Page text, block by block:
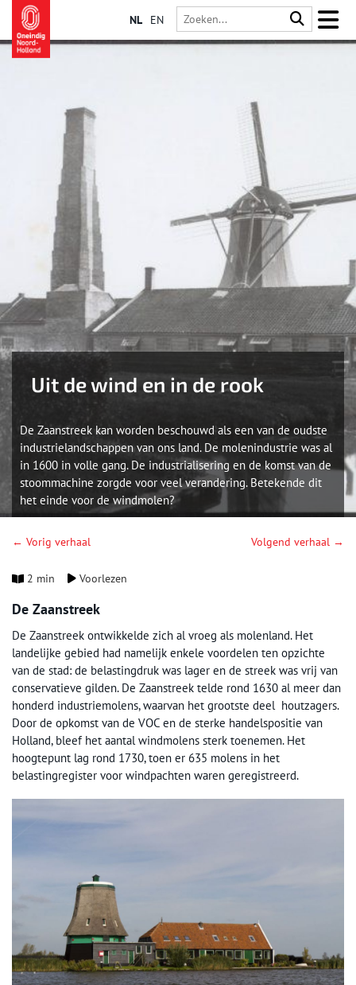
NL EN
Uit de wind en in de rook
De Zaanstreek kan worden beschouwd als een van de oudste
industrielandschappen van ons land. De molenindustrie was al
in 1600 in volle gang. De industrialisering en de komst van de
stoommachine zorgde voor veel verandering. Betekende dit
het einde voor de windmolen?
← Vorig verhaal Volgend verhaal →
2 min Voorlezen
De Zaanstreek
De Zaanstreek ontwikkelde zich al vroeg als molenland. Het
landelijke gebied had namelijk enkele voordelen ten opzichte
van de stad: de belastingdruk was lager en de streek was vrij van
conservatieve gilden. De Zaanstreek telde rond 1630 al meer dan
honderd industriemolens, waarvan het grootste deel houtzagers.
Door de opkomst van de VOC en de sterke handelspositie van
Holland, bleef het aantal windmolens sterk toenemen. Het
hoogtepunt lag rond 1730, toen er 635 molens in het
belastingregister voor windpachten waren geregistreerd.